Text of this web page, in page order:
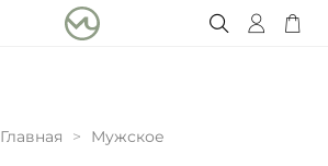
Главная Мужское